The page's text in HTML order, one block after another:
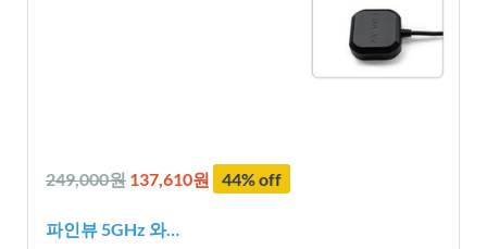
249,000원 137,610원 44% off
파인뷰 5GHz 와…